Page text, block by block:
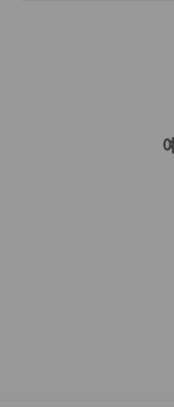
인원에 맞는 차
제주공항 인수
비
제주렌트카 실시간 가